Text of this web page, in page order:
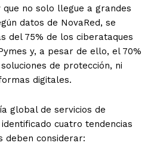
no solo llegue a grandes
datos de NovaRed, se
del 75% de los ciberataques
y, a pesar de ello, el 70%
de protección, ni
digitales.
global de servicios de
cuatro tendencias
deben considerar: